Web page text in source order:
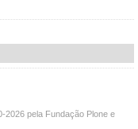
2026 pela Fundação Plone e